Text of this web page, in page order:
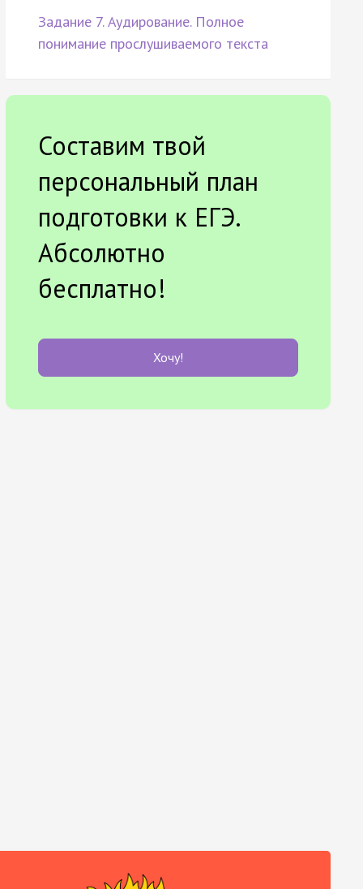
Задание 7. Аудирование. Полное
понимание прослушиваемого текста
Составим твой
персональный план
подготовки к ЕГЭ.
Абсолютно
бесплатно!
Хочу!